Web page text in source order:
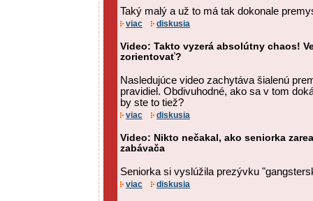
Taký malý a už to má tak dokonale
viac diskusia
Video: Takto vyzerá absolútny chaos!
zorientovať?
Nasledujúce video zachytáva šialenú
pravidiel. Obdivuhodné, ako sa v tom
by ste to tiež?
viac diskusia
Video: Nikto nečakal, ako seniorka
zabávača
Seniorka si vyslúžila prezývku
viac diskusia